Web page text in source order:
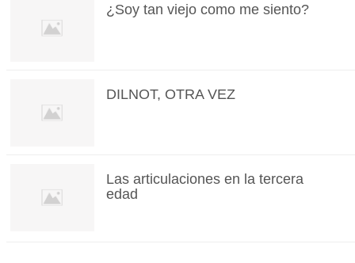
¿Soy tan viejo como me siento?
DILNOT, OTRA VEZ
Las articulaciones en la tercera
edad